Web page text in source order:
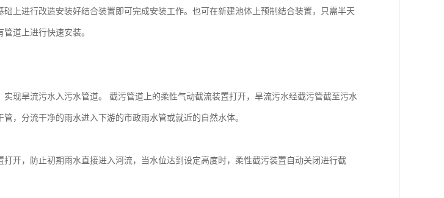
上进行改造安装好结合装置即可完成安装工作。也可在新建池体上预制结合装置，只需半天
道上进行快速安装。
现旱流污水入污水管道。 截污管道上的柔性气动截流装置打开，旱流污水经截污管截至污水
，分流干净的雨水进入下游的市政雨水管或就近的自然水体。
打开，防止初期雨水直接进入河流，当水位达到设定高度时，柔性截污装置自动关闭进行截